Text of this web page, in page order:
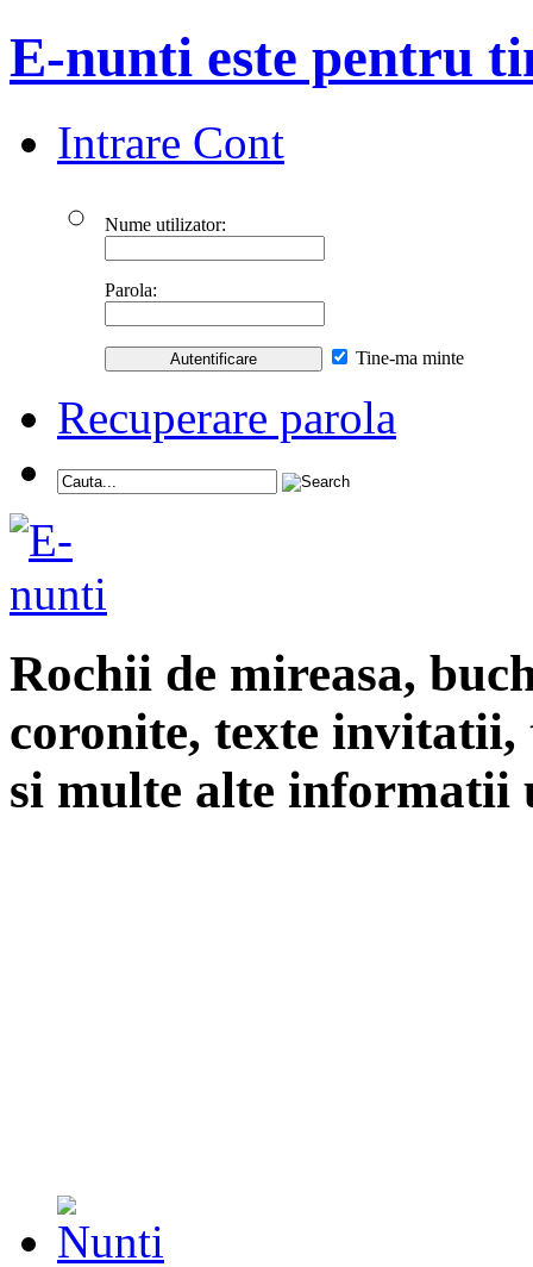
E-nunti este pentru
Intrare Cont
Nume utilizator:
Parola:
Tine-ma minte
Recuperare parola
Rochii de mireasa,
coronite, texte
si multe alte informatii